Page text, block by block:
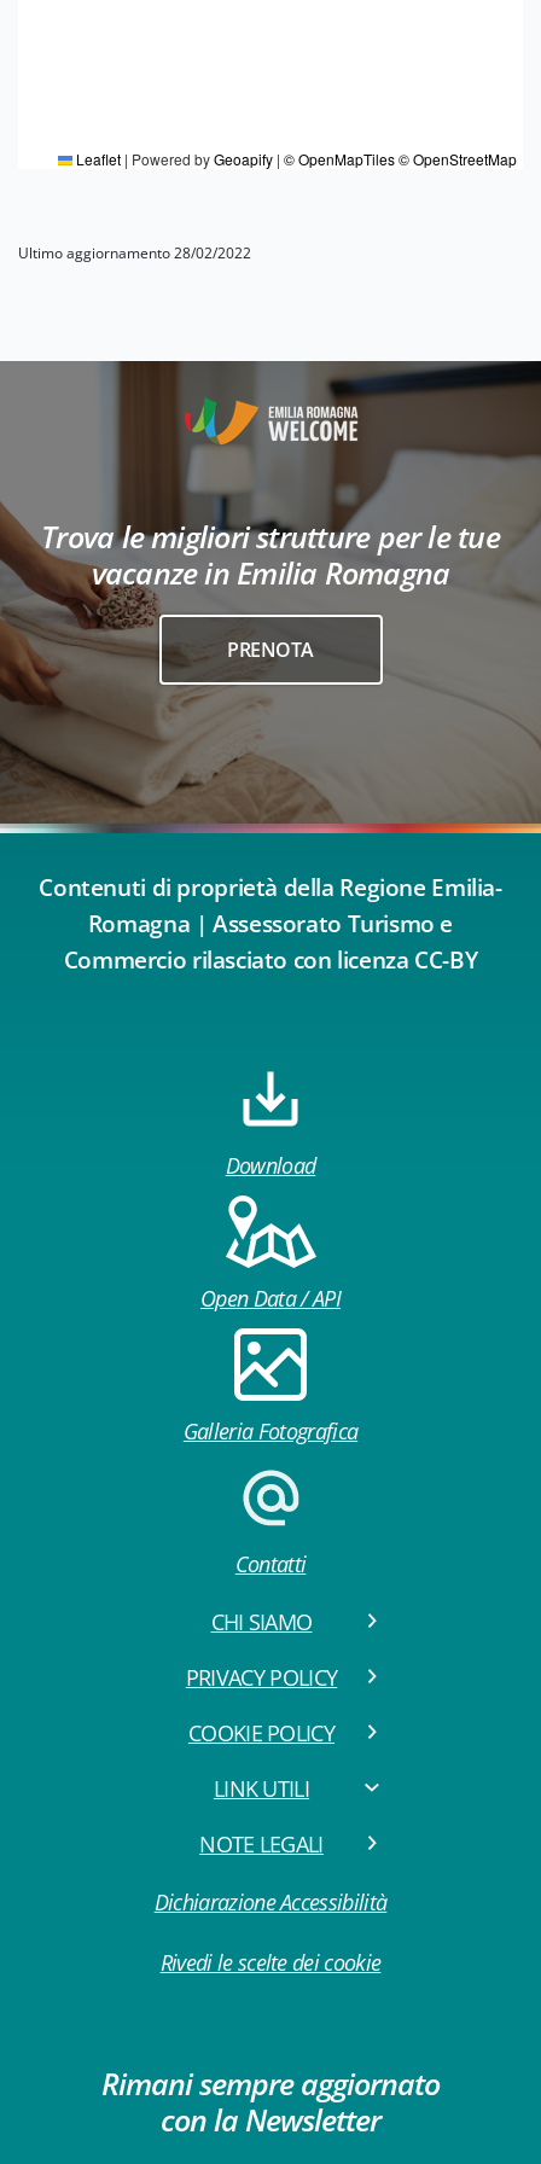
Leaflet | Powered byGeoapify | © OpenMapTiles© OpenStreetMap
Ultimo aggiornamento 28/02/2022
Trova le migliori strutture per le tue
vacanze in Emilia Romagna
PRENOTA
Contenuti di proprietà della Regione Emilia-
Romagna | Assessorato Turismo e
Commercio rilasciato con licenza CC-BY
Download
Open Data / API
Galleria Fotografica
Contatti
CHI SIAMO
PRIVACY POLICY
COOKIE POLICY
LINK UTILI
NOTE LEGALI
Dichiarazione Accessibilità
Rivedi le scelte dei cookie
Rimani sempre aggiornato
con la Newsletter